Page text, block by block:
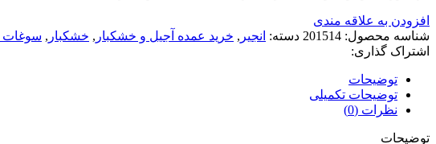
افزودن به علاقه مندی
شناسه محصول: 201514 دسته: انجیر , خرید عمده آجیل و خشکبار , خشکبار ,
اشتراک گذاری:
توضیحات
توضیحات تکمیلی
نظرات (0)
توضیحات